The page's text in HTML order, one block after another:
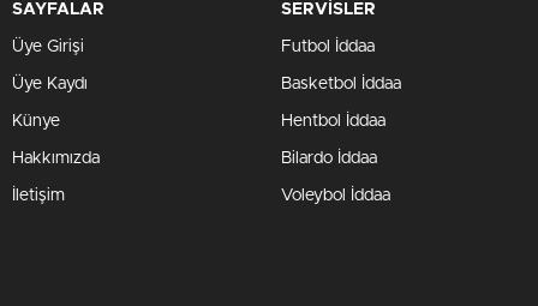
SAYFALAR
Üye Girişi
Üye Kaydı
Künye
Hakkımızda
İletişim
SERVİSLER
Futbol İddaa
Basketbol İddaa
Hentbol İddaa
Bilardo İddaa
Voleybol İddaa